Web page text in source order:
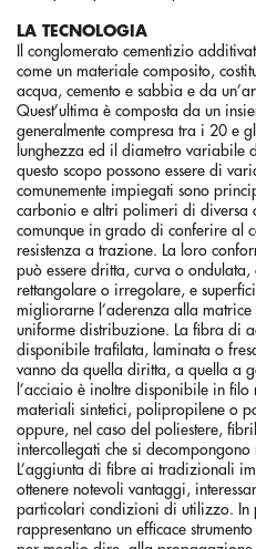
LA TECNOLOGIA
Il conglomerato cementizio
come un materiale composito,
acqua, cemento e sabbia e da
Quest’ultima è composta da un
generalmente compresa tra i 20 e
lunghezza ed il diametro variabile
questo scopo possono essere di
comunemente impiegati sono
carbonio e altri polimeri di diversa
comunque in grado di conferire al
resistenza a trazione. La loro
può essere dritta, curva o
rettangolare o irregolare, e
migliorarne l’aderenza alla
uniforme distribuzione. La fibra di
disponibile trafilata, laminata o
vanno da quella diritta, a quella a
l’acciaio è inoltre disponibile in filo
materiali sintetici, polipropilene o
oppure, nel caso del poliestere,
intercollegati che si decompongono
L’aggiunta di fibre ai tradizionali
ottenere notevoli vantaggi,
particolari condizioni di utilizzo. In
rappresentano un efficace